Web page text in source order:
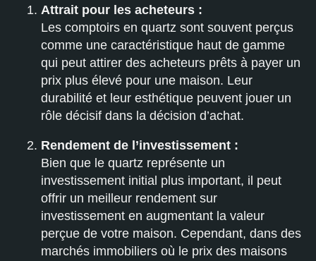
Attrait pour les acheteurs :
Les comptoirs en quartz sont souvent perçus
comme une caractéristique haut de gamme
qui peut attirer des acheteurs prêts à payer un
prix plus élevé pour une maison. Leur
durabilité et leur esthétique peuvent jouer un
rôle décisif dans la décision d’achat.
Rendement de l’investissement :
Bien que le quartz représente un
investissement initial plus important, il peut
offrir un meilleur rendement sur
investissement en augmentant la valeur
perçue de votre maison. Cependant, dans des
marchés immobiliers où le prix des maisons